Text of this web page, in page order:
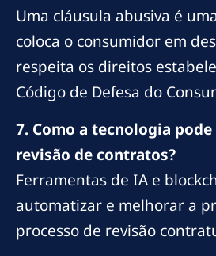
Uma cláusula abusiva é
coloca o consumidor em
respeita os direitos
Código de Defesa do
7. Como a tecnologia
revisão de contratos?
Ferramentas de IA e
automatizar e melhorar a
processo de revisão